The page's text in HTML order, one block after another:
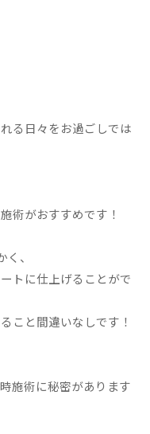
る日々をお過ごしでは
術がおすすめです！
、
トに仕上げることがで
こと間違いなしです！
施術に秘密があります